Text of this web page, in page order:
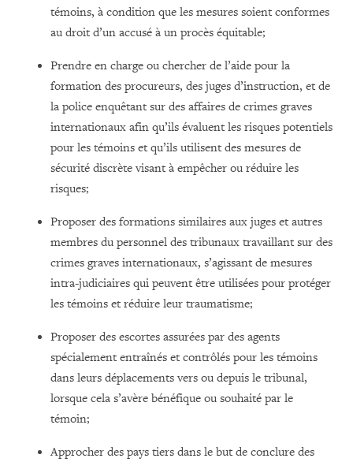
témoins, à condition que les mesures soient conformes
au droit d’un accusé à un procès équitable;
Prendre en charge ou chercher de l’aide pour la
formation des procureurs, des juges d’instruction, et de
la police enquêtant sur des affaires de crimes graves
internationaux afin qu’ils évaluent les risques potentiels
pour les témoins et qu’ils utilisent des mesures de
sécurité discrète visant à empêcher ou réduire les
risques;
Proposer des formations similaires aux juges et autres
membres du personnel des tribunaux travaillant sur des
crimes graves internationaux, s’agissant de mesures
intra-judiciaires qui peuvent être utilisées pour protéger
les témoins et réduire leur traumatisme;
Proposer des escortes assurées par des agents
spécialement entraînés et contrôlés pour les témoins
dans leurs déplacements vers ou depuis le tribunal,
lorsque cela s’avère bénéfique ou souhaité par le
témoin;
Approcher des pays tiers dans le but de conclure des